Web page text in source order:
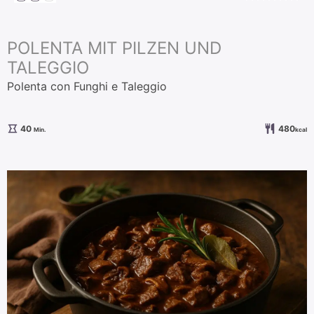
POLENTA MIT PILZEN UND
TALEGGIO
Polenta con Funghi e Taleggio
40Minuten
Min. 480kcal